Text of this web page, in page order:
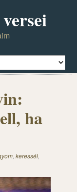
ha
, keressél,